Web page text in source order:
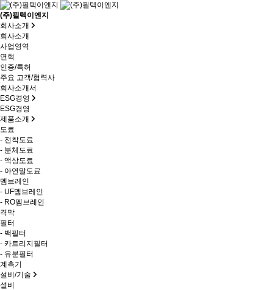
(주)필텍이엔지
회사소개
회사소개
사업영역
연혁
인증/특허
주요 고객/협력사
회사소개서
ESG경영
ESG경영
제품소개
도료
- 전착도료
- 분체도료
- 액상도료
- 아연말도료
멤브레인
- UF멤브레인
- RO멤브레인
격막
필터
- 백필터
- 카트리지필터
- 유분필터
계측기
설비/기술
설비